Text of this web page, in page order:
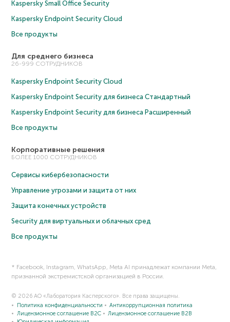
Kaspersky Small Office Security
Kaspersky Endpoint Security Cloud
Все продукты
Для среднего бизнеса
26-999 СОТРУДНИКОВ
Kaspersky Endpoint Security Cloud
Kaspersky Endpoint Security для бизнеса Cтандартный
Kaspersky Endpoint Security для бизнеса Расширенный
Все продукты
Корпоративные решения
БОЛЕЕ 1000 СОТРУДНИКОВ
Сервисы кибербезопасности
Управление угрозами и защита от них
Защита конечных устройств
Security для виртуальных и облачных сред
Все продукты
* Facebook, Instagram, WhatsApp, Meta AI принадлежат компании Meta,
признанной экстремистской организацией в России.
© 2026 АО «Лаборатория Касперского». Все права защищены.
Политика конфиденциальности
Антикоррупционная политика
Лицензионное соглашение B2C
Лицензионное соглашение B2B